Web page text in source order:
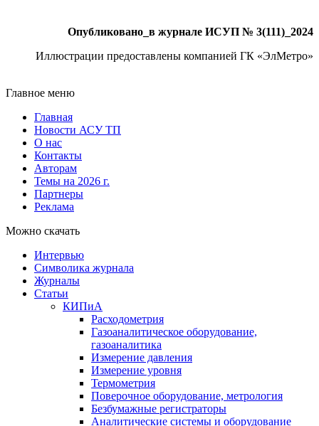
Опубликовано_в журнале ИСУП № 3(111)_2024
Иллюстрации предоставлены компанией ГК «ЭлМетро»
Главное меню
Главная
Новости АСУ ТП
О нас
Контакты
Авторам
Темы на 2026 г.
Партнеры
Реклама
Можно скачать
Интервью
Символика журнала
Журналы
Статьи
КИПиА
Расходометрия
Газоаналитическое оборудование,
газоаналитика
Измерение давления
Измерение уровня
Термометрия
Поверочное оборудование, метрология
Безбумажные регистраторы
Аналитические системы и оборудование